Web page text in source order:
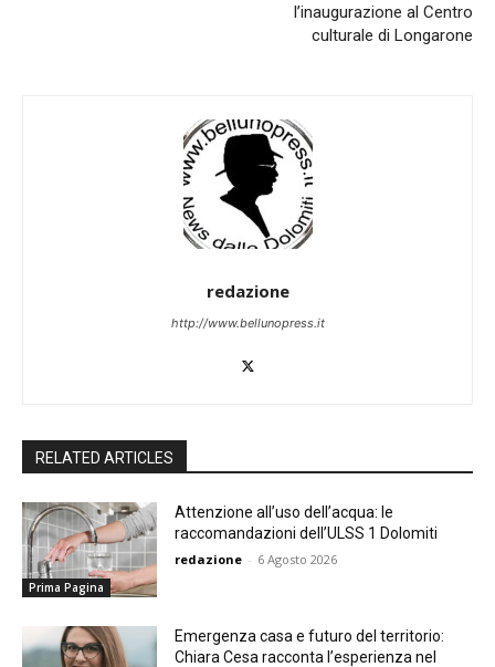
l’inaugurazione al Centro
culturale di Longarone
redazione
http://www.bellunopress.it
RELATED ARTICLES
Prima Pagina
Attenzione all’uso dell’acqua: le
raccomandazioni dell’ULSS 1 Dolomiti
redazione - 6 Agosto 2026
Emergenza casa e futuro del territorio:
Chiara Cesa racconta l’esperienza nel